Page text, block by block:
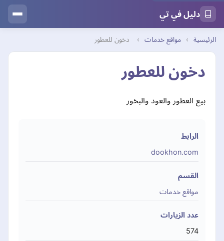
دليل في تي
الرئيسية › مواقع خدمات › دخون للعطور
دخون للعطور
بيع العطور والعود والبخور
الرابط
dookhon.com
القسم
مواقع خدمات
عدد الزيارات
574